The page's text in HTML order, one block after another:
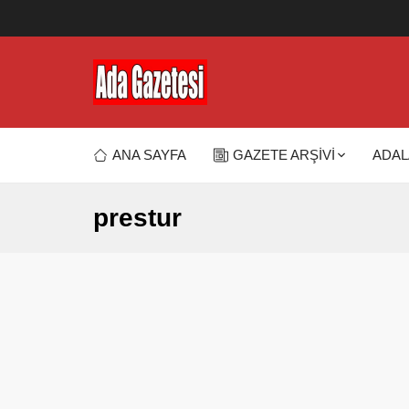
ANA SAYFA GAZETE ARŞİVİ
prestur